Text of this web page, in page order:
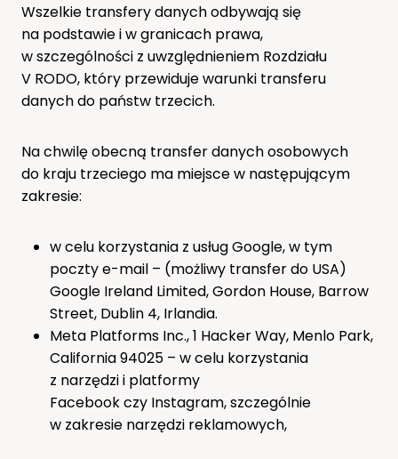
Wszelkie transfery danych odbywają się
na podstawie i w granicach prawa,
w szczególności z uwzględnieniem Rozdziału
V RODO, który przewiduje warunki transferu
danych do państw trzecich.
Na chwilę obecną transfer danych osobowych
do kraju trzeciego ma miejsce w następującym
zakresie:
w celu korzystania z usług Google, w tym
poczty e-mail – (możliwy transfer do USA)
Google Ireland Limited, Gordon House, Barrow
Street, Dublin 4, Irlandia.
Meta Platforms Inc., 1 Hacker Way, Menlo Park,
California 94025 – w celu korzystania
z narzędzi i platformy
Facebook czy Instagram, szczególnie
w zakresie narzędzi reklamowych,